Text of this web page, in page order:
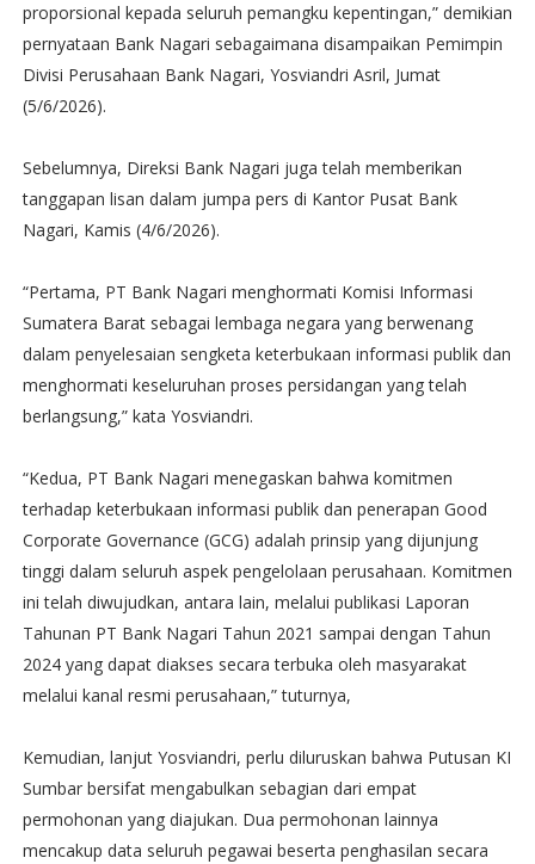
proporsional kepada seluruh pemangku kepentingan,” demikian
pernyataan Bank Nagari sebagaimana disampaikan Pemimpin
Divisi Perusahaan Bank Nagari, Yosviandri Asril, Jumat
(5/6/2026).
Sebelumnya, Direksi Bank Nagari juga telah memberikan
tanggapan lisan dalam jumpa pers di Kantor Pusat Bank
Nagari, Kamis (4/6/2026).
“Pertama, PT Bank Nagari menghormati Komisi Informasi
Sumatera Barat sebagai lembaga negara yang berwenang
dalam penyelesaian sengketa keterbukaan informasi publik dan
menghormati keseluruhan proses persidangan yang telah
berlangsung,” kata Yosviandri.
“Kedua, PT Bank Nagari menegaskan bahwa komitmen
terhadap keterbukaan informasi publik dan penerapan Good
Corporate Governance (GCG) adalah prinsip yang dijunjung
tinggi dalam seluruh aspek pengelolaan perusahaan. Komitmen
ini telah diwujudkan, antara lain, melalui publikasi Laporan
Tahunan PT Bank Nagari Tahun 2021 sampai dengan Tahun
2024 yang dapat diakses secara terbuka oleh masyarakat
melalui kanal resmi perusahaan,” tuturnya,
Kemudian, lanjut Yosviandri, perlu diluruskan bahwa Putusan KI
Sumbar bersifat mengabulkan sebagian dari empat
permohonan yang diajukan. Dua permohonan lainnya
mencakup data seluruh pegawai beserta penghasilan secara